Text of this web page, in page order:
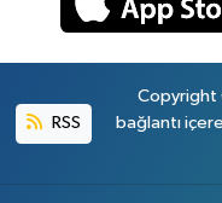
RSS
Copyright
bağlantı